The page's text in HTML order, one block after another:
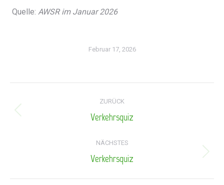
Quelle: AWSR im Januar 2026
Februar 17, 2026
Kommentarnavigation
ZURÜCK
Vorheriger
Verkehrsquiz
NÄCHSTES
Nächster
Verkehrsquiz